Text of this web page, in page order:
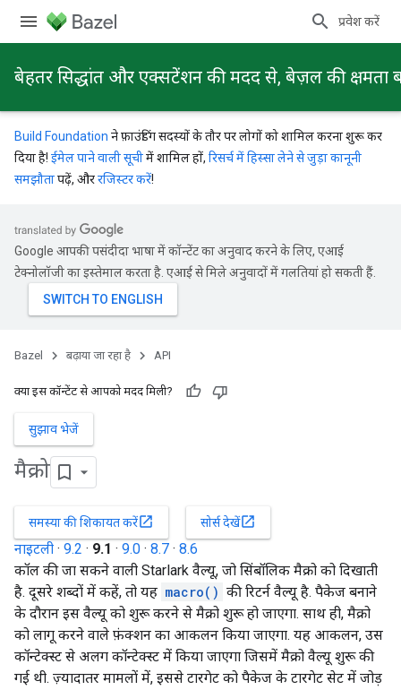
प्रवेश करें
बेहतर सिद्धांत और एक्सटेंशन की मदद से, बेज़ल की क्षमता
Build Foundation ने फ़ाउंडिंग सदस्यों के तौर पर लोगों को शामिल करना शुरू कर
दिया है! ईमेल पाने वाली सूचीमें शामिल हों, रिसर्च में हिस्सा लेने से जुड़ा कानूनी
समझौतापढ़ें, औररजिस्टर करें!
Google आपकी पसंदीदा भाषा में कॉन्टेंट का अनुवाद करने के लिए, एआई
टेक्नोलॉजी का इस्तेमाल करता है. एआई से मिले अनुवादों में गलतियां हो सकती हैं.
Bazel बढ़ाया जा रहा है API
क्या इस कॉन्टेंट से आपको मदद मिली?
सुझाव भेजें
मैक्रो
समस्या की शिकायत करेंopen_in_new सोर्स देखेंopen_in_new
नाइटली · 9.2 · 9.1 · 9.0 · 8.7 · 8.6
कॉल की जा सकने वाली Starlark वैल्यू, जो सिंबॉलिक मैक्रो को दिखाती
है. दूसरे शब्दों में कहें, तो यह macro() की रिटर्न वैल्यू है. पैकेज बनाने
के दौरान इस वैल्यू को शुरू करने से मैक्रो शुरू हो जाएगा. साथ ही, मैक्रो
को लागू करने वाले फ़ंक्शन का आकलन किया जाएगा. यह आकलन, उस
कॉन्टेक्स्ट से अलग कॉन्टेक्स्ट में किया जाएगा जिसमें मैक्रो वैल्यू शुरू की
गई थी. ज़्यादातर मामलों में, इससे टारगेट को पैकेज के टारगेट सेट में जोड़